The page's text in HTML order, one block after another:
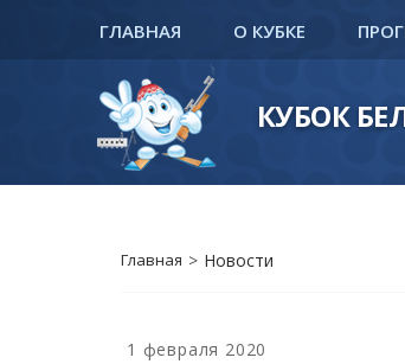
ГЛАВНАЯ О КУБКЕ
КУБОК
Главная > Новости
1 февраля 2020